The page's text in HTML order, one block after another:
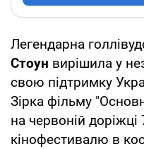
Легендарна
Стоун вирішила у
свою підтримку
Зірка фільму
на червоній
кінофестивалю в